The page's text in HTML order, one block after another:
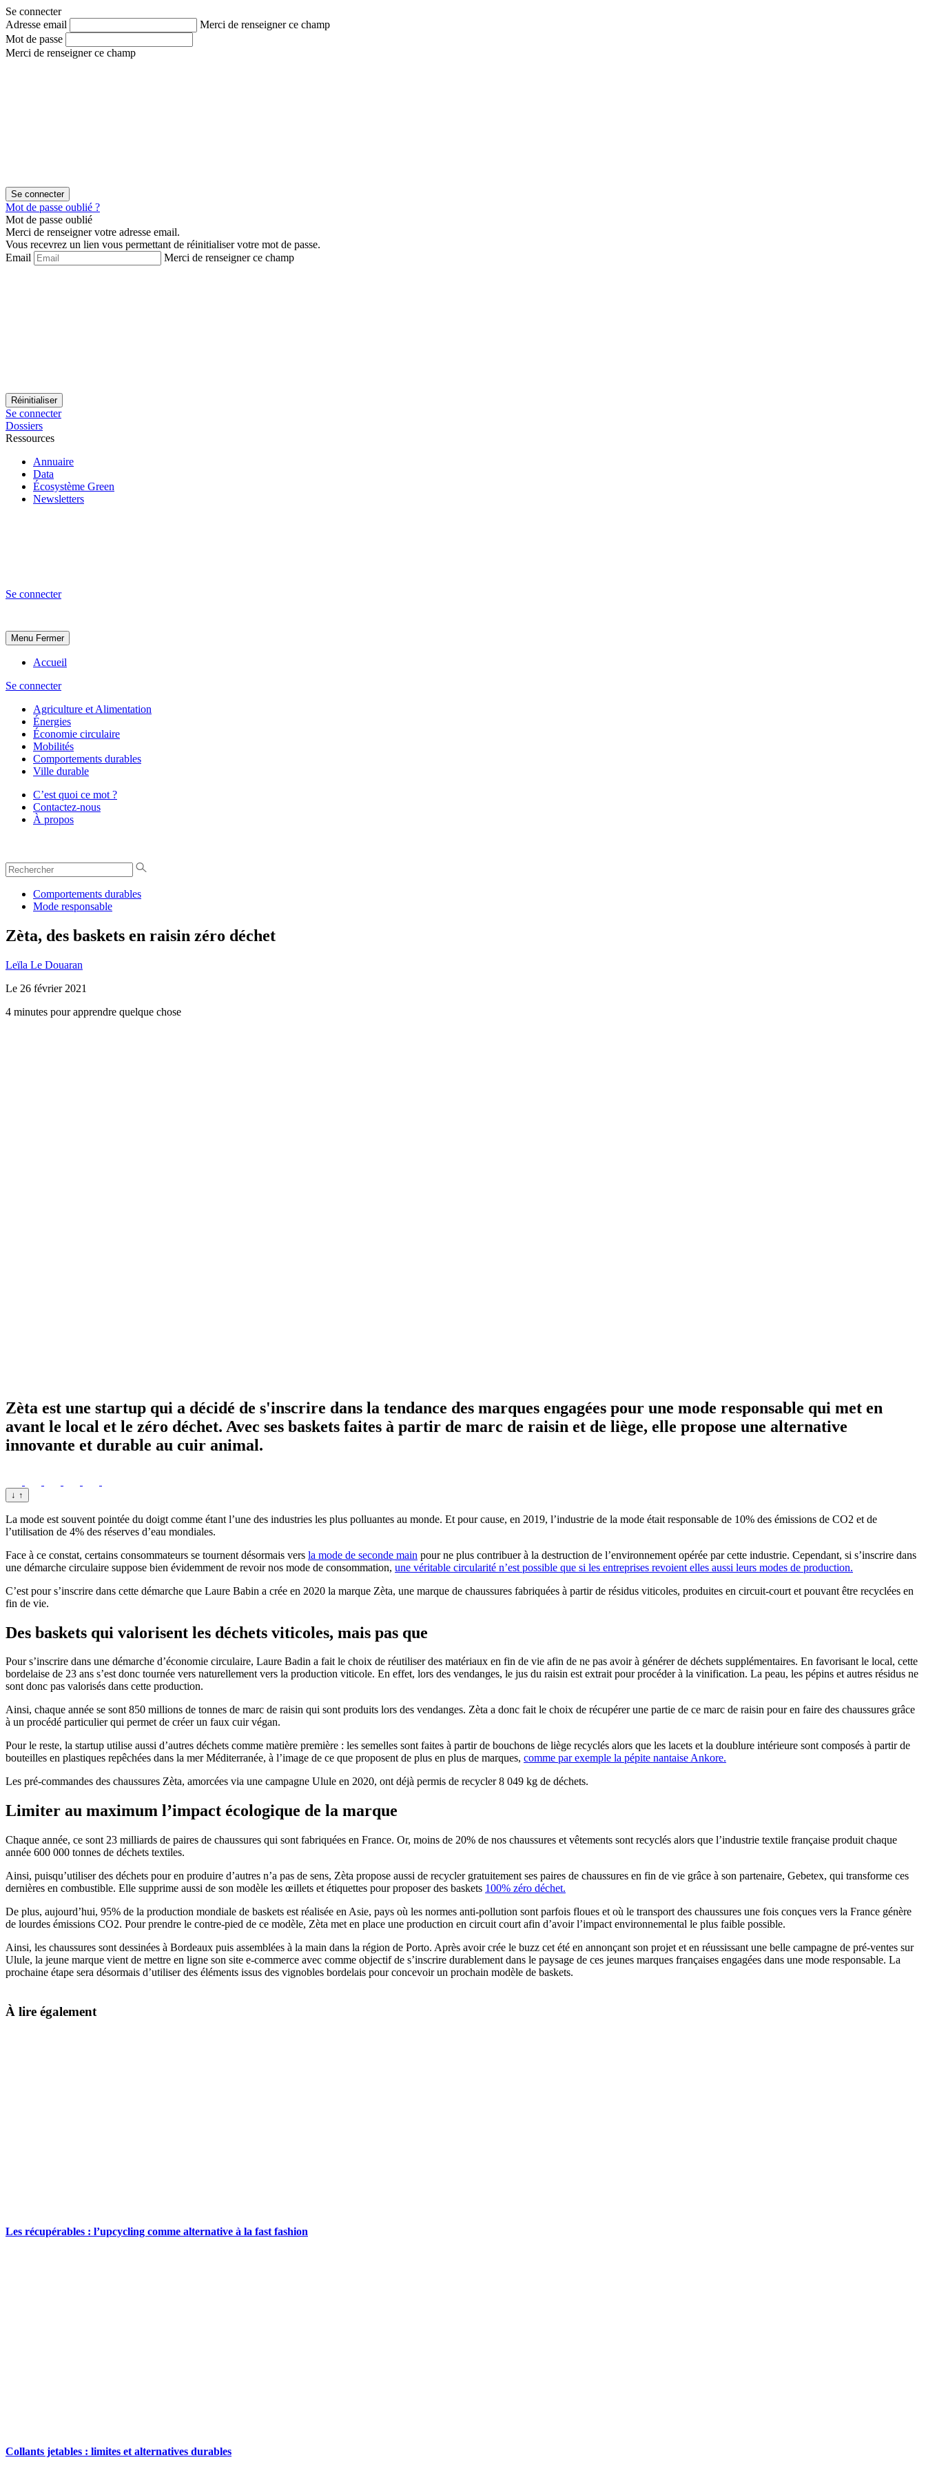
Aller
au
contenu
Aller
au
menu
Se connecter
Adresse email
Merci de renseigner ce champ
Mot de passe
Merci de renseigner ce champ
Mot de passe oublié ?
Mot de passe oublié
Merci de renseigner votre adresse email.
Vous recevrez un lien vous permettant de réinitialiser votre mot de passe.
Email
Merci de renseigner ce champ
Se connecter
Dossiers
Ressources
Annuaire
Data
Écosystème Green
Newsletters
Se connecter
Menu Fermer
Accueil
Se connecter
Agriculture et Alimentation
Énergies
Économie circulaire
Mobilités
Comportements durables
Ville durable
C’est quoi ce mot ?
Contactez-nous
À propos
Comportements durables
Mode responsable
Zèta, des baskets en raisin zéro déchet
Leïla Le Douaran
Le 26 février 2021
4 minutes pour apprendre quelque chose
Zèta est une startup qui a décidé de s'inscrire dans la tendance des marques engagées pour une mode responsable qui met en
avant le local et le zéro déchet. Avec ses baskets faites à partir de marc de raisin et de liège, elle propose une alternative
innovante et durable au cuir animal.
↓ ↑
La mode est souvent pointée du doigt comme étant l’une des industries les plus polluantes au monde. Et pour cause, en 2019, l’industrie de la mode était responsable de 10% des émissions de CO2 et de
l’utilisation de 4% des réserves d’eau mondiales.
Face à ce constat, certains consommateurs se tournent désormais vers la mode de seconde main pour ne plus contribuer à la destruction de l’environnement opérée par cette industrie. Cependant, si s’inscrire dans
une démarche circulaire suppose bien évidemment de revoir nos mode de consommation, une véritable circularité n’est possible que si les entreprises revoient elles aussi leurs modes de production.
C’est pour s’inscrire dans cette démarche que Laure Babin a crée en 2020 la marque Zèta, une marque de chaussures fabriquées à partir de résidus viticoles, produites en circuit-court et pouvant être recyclées en
fin de vie.
Des baskets qui valorisent les déchets viticoles, mais pas que
Pour s’inscrire dans une démarche d’économie circulaire, Laure Badin a fait le choix de réutiliser des matériaux en fin de vie afin de ne pas avoir à générer de déchets supplémentaires. En favorisant le local, cette
bordelaise de 23 ans s’est donc tournée vers naturellement vers la production viticole. En effet, lors des vendanges, le jus du raisin est extrait pour procéder à la vinification. La peau, les pépins et autres résidus ne
sont donc pas valorisés dans cette production.
Ainsi, chaque année se sont 850 millions de tonnes de marc de raisin qui sont produits lors des vendanges. Zèta a donc fait le choix de récupérer une partie de ce marc de raisin pour en faire des chaussures grâce
à un procédé particulier qui permet de créer un faux cuir végan.
Pour le reste, la startup utilise aussi d’autres déchets comme matière première : les semelles sont faites à partir de bouchons de liège recyclés alors que les lacets et la doublure intérieure sont composés à partir de
bouteilles en plastiques repêchées dans la mer Méditerranée, à l’image de ce que proposent de plus en plus de marques, comme par exemple la pépite nantaise Ankore.
Les pré-commandes des chaussures Zèta, amorcées via une campagne Ulule en 2020, ont déjà permis de recycler 8 049 kg de déchets.
Limiter au maximum l’impact écologique de la marque
Chaque année, ce sont 23 milliards de paires de chaussures qui sont fabriquées en France. Or, moins de 20% de nos chaussures et vêtements sont recyclés alors que l’industrie textile française produit chaque
année 600 000 tonnes de déchets textiles.
Ainsi, puisqu’utiliser des déchets pour en produire d’autres n’a pas de sens, Zèta propose aussi de recycler gratuitement ses paires de chaussures en fin de vie grâce à son partenaire, Gebetex, qui transforme ces
dernières en combustible. Elle supprime aussi de son modèle les œillets et étiquettes pour proposer des baskets 100% zéro déchet.
De plus, aujourd’hui, 95% de la production mondiale de baskets est réalisée en Asie, pays où les normes anti-pollution sont parfois floues et où le transport des chaussures une fois conçues vers la France génère
de lourdes émissions CO2. Pour prendre le contre-pied de ce modèle, Zèta met en place une production en circuit court afin d’avoir l’impact environnemental le plus faible possible.
Ainsi, les chaussures sont dessinées à Bordeaux puis assemblées à la main dans la région de Porto. Après avoir crée le buzz cet été en annonçant son projet et en réussissant une belle campagne de pré-ventes sur
Ulule, la jeune marque vient de mettre en ligne son site e-commerce avec comme objectif de s’inscrire durablement dans le paysage de ces jeunes marques françaises engagées dans une mode responsable. La
prochaine étape sera désormais d’utiliser des éléments issus des vignobles bordelais pour concevoir un prochain modèle de baskets.
À lire également
Les récupérables : l’upcycling comme alternative à la fast fashion
Collants jetables : limites et alternatives durables